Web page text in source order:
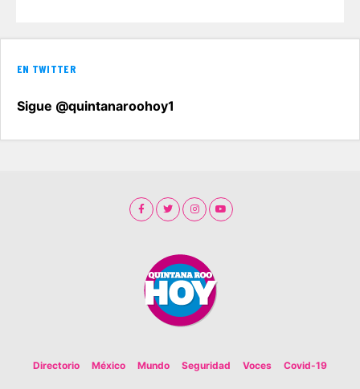
EN TWITTER
Sigue @quintanaroohoy1
Directorio México Mundo Seguridad Voces Covid-19